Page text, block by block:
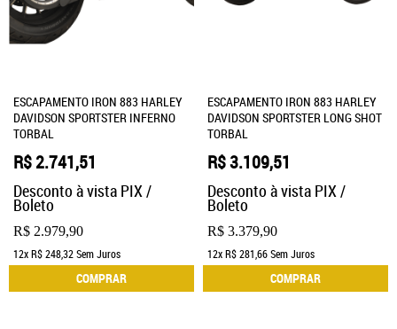
ESCAPAMENTO IRON 883 HARLEY
DAVIDSON SPORTSTER INFERNO
TORBAL
R$ 2.979,90
R$ 2.741,51
Desconto à vista PIX /
Boleto
12xR$ 248,32Sem Juros
COMPRAR
ESCAPAMENTO IRON 883 HARLEY
DAVIDSON SPORTSTER LONG SHOT
TORBAL
R$ 3.379,90
R$ 3.109,51
Desconto à vista PIX /
Boleto
12xR$ 281,66Sem Juros
COMPRAR